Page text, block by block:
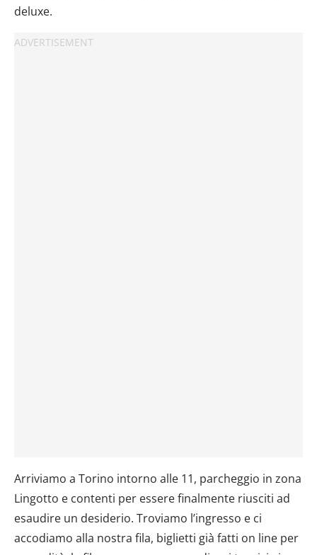
deluxe.
Arriviamo a Torino intorno alle 11, parcheggio in zona
Lingotto e contenti per essere finalmente riusciti ad
esaudire un desiderio. Troviamo l’ingresso e ci
accodiamo alla nostra fila, biglietti già fatti on line per